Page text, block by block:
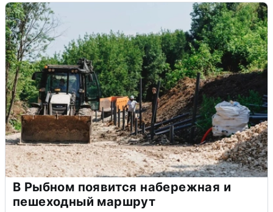
В Рыбном появится набережная и
пешеходный маршрут